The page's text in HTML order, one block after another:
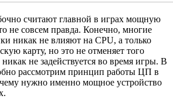
считают главной в играх мощную
не совсем правда. Конечно, многие
никак не влияют на CPU, а только
карту, но это не отменяет того
не задействуется во время игры. В
рассмотрим принцип работы ЦП в
нужно именно мощное устройство